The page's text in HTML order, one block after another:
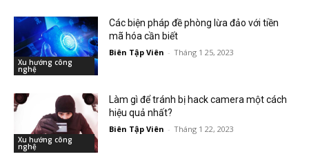
Xu hướng công
nghệ
Các biện pháp đề phòng lừa đảo với tiền
mã hóa cần biết
Biên Tập Viên - Tháng 1 25, 2023
Xu hướng công
nghệ
Làm gì để tránh bị hack camera một cách
hiệu quả nhất?
Biên Tập Viên - Tháng 1 22, 2023